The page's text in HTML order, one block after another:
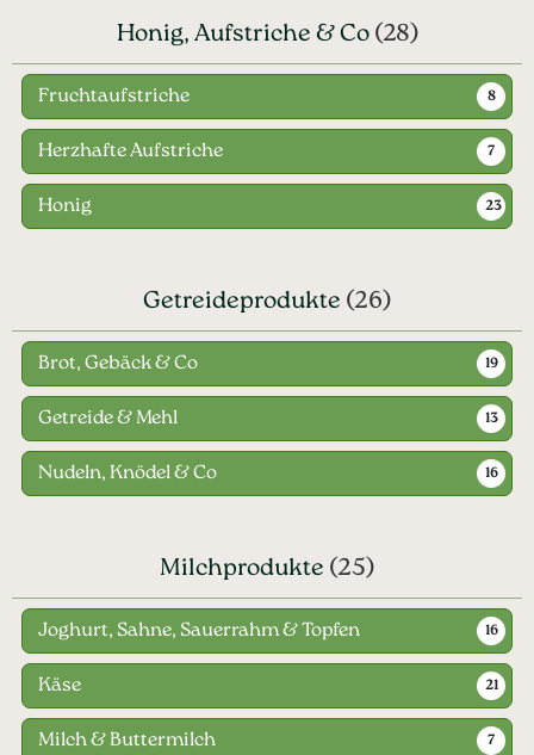
Honig, Aufstriche & Co (28)
Fruchtaufstriche 8
Herzhafte Aufstriche 7
Honig 23
Getreideprodukte (26)
Brot, Gebäck & Co 19
Getreide & Mehl 13
Nudeln, Knödel & Co 16
Milchprodukte (25)
Joghurt, Sahne, Sauerrahm & Topfen 16
Käse 21
Milch & Buttermilch 7